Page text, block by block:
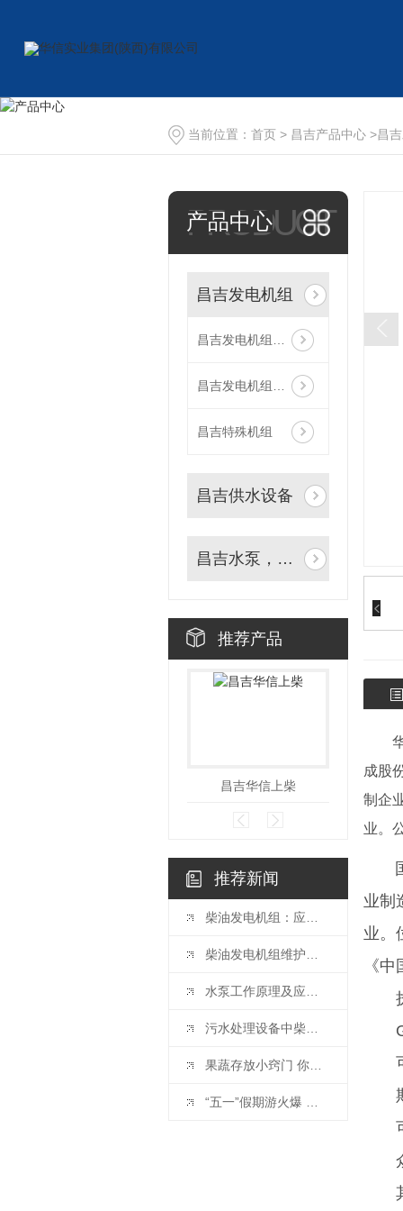
当前位置： 首页 > 昌吉产品中心 >昌
PRODUCT
产品中心
昌吉发电机组
昌吉发电机组功率
昌吉发电机组品牌
昌吉特殊机组
昌吉供水设备
昌吉水泵，污水处理
推荐产品
昌吉华信上柴
推荐新闻
柴油发电机组：应急供电的核心保障，赋能多场景续航
柴油发电机组维护保养指南及注意事项
水泵工作原理及应用领域介绍
污水处理设备中柴油发电机组的关键作用
果蔬存放小窍门 你做对了吗？
“五一”假期游火爆 首日火车票热门线路部分方向已售 罄
成股
制企
业。
国
业制
业。
《